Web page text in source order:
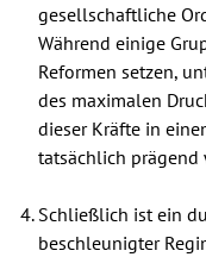
gesellschaftliche
Während einige
Reformen setzen,
des maximalen
dieser Kräfte in
tatsächlich
Schließlich ist ein
beschleunigter